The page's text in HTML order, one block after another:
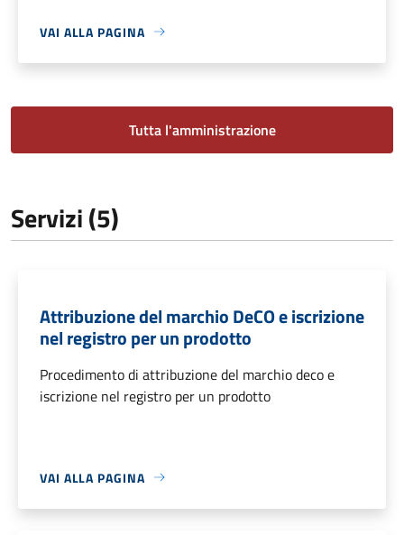
VAI ALLA PAGINA
Tutta l'amministrazione
Servizi (5)
Attribuzione del marchio DeCO e iscrizione
nel registro per un prodotto
Procedimento di attribuzione del marchio deco e
iscrizione nel registro per un prodotto
VAI ALLA PAGINA